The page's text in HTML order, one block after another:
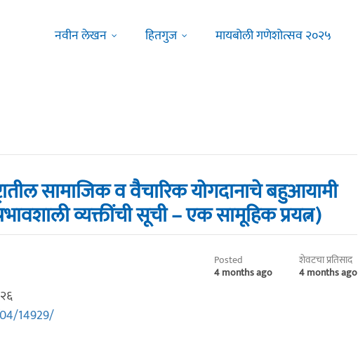
नवीन लेखन
हितगुज मायबोली गणेशोत्सव २०२५
सामाजिक व वैचारिक योगदानाचे बहुआयामी
व्यक्तींची सूची – एक सामूहिक प्रयत्न)
Posted
4 months ago
शेवटचा प्रतिसाद
4 months ago
14929/